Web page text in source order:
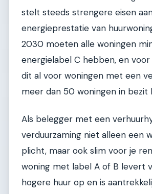
stelt steeds strengere eisen
energieprestatie van
2030 moeten alle woningen
energielabel C hebben, en
dit al voor woningen met een
meer dan 50 woningen in bezit
Als belegger met een
verduurzaming niet alleen een
plicht, maar ook slim voor je
woning met label A of B levert
hogere huur op en is